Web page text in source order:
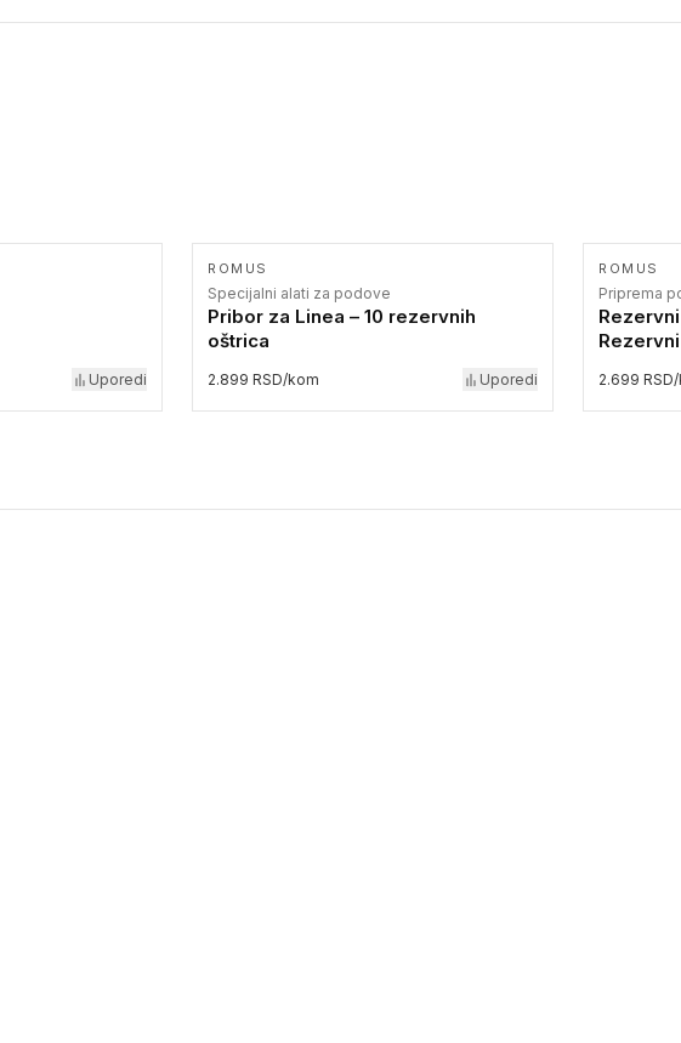
Uporedi
ROMUS
Specijalni alati za podove
Pribor za Linea – 10 rezervnih
oštrica
2.899 RSD/kom Uporedi
ROMUS
Priprema
2.699